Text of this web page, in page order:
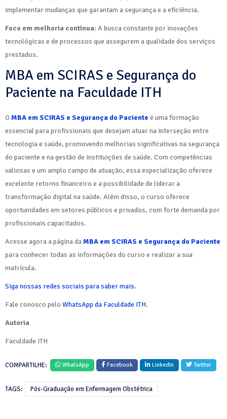
implementar mudanças que garantam a segurança e a eficiência.
Foco em melhoria contínua: A busca constante por inovações
tecnológicas e de processos que assegurem a qualidade dos serviços
prestados.
MBA em SCIRAS e Segurança do
Paciente na Faculdade ITH
O MBA em SCIRAS e Segurança do Paciente é uma formação
essencial para profissionais que desejam atuar na interseção entre
tecnologia e saúde, promovendo melhorias significativas na segurança
do paciente e na gestão de instituições de saúde. Com competências
valiosas e um amplo campo de atuação, essa especialização oferece
excelente retorno financeiro e a possibilidade de liderar a
transformação digital na saúde. Além disso, o curso oferece
oportunidades em setores públicos e privados, com forte demanda por
profissionais capacitados.
Acesse agora a página daMBA em SCIRAS e Segurança do Paciente
para conhecer todas as informações do curso e realizar a sua
matrícula.
Siga nossas redes sociais para saber mais.
Fale conosco pelo WhatsApp da Faculdade ITH.
Autoria
Faculdade ITH
COMPARTILHE: WhatsApp Facebook LinkedIn Twitter
TAGS: Pós-Graduação em Enfermagem Obstétrica